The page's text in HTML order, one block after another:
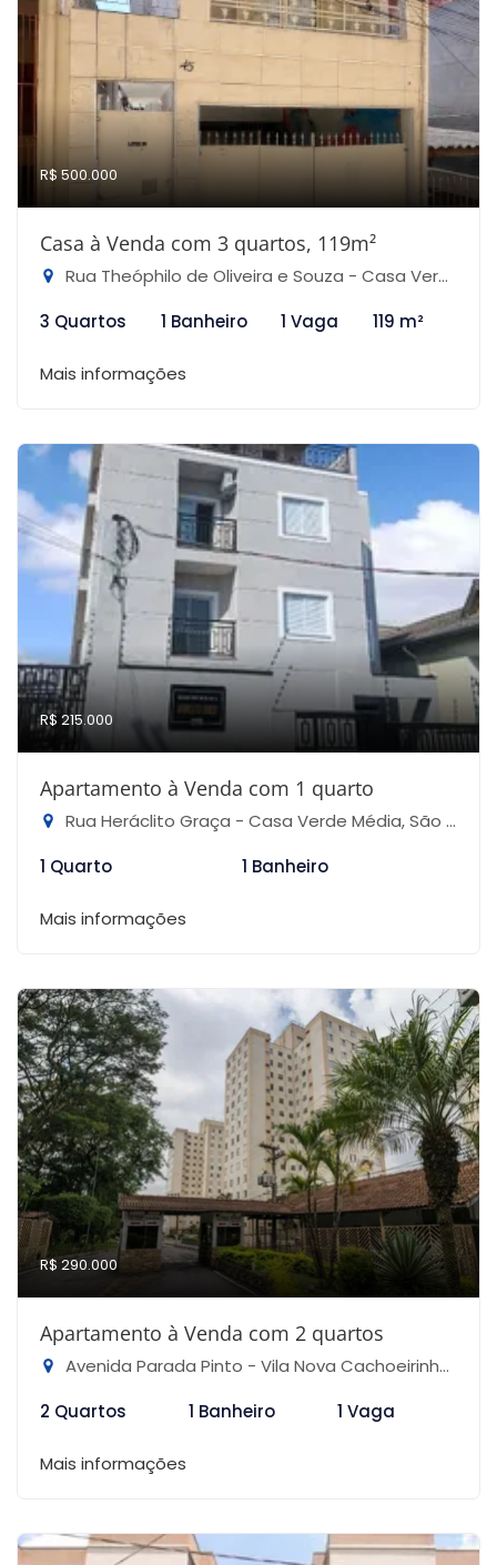
R$ 500.000
Casa à Venda com 3 quartos, 119m²
Rua Theóphilo de Oliveira e Souza - Casa Verde Alta, São Paulo-SP
3 Quartos
1 Banheiro 1 Vaga 119 m²
Mais informações
R$ 215.000
Apartamento à Venda com 1 quarto
Rua Heráclito Graça - Casa Verde Média, São Paulo-SP
1 Quarto
1 Banheiro
Mais informações
R$ 290.000
Apartamento à Venda com 2 quartos
Avenida Parada Pinto - Vila Nova Cachoeirinha, São Paulo-SP
2 Quartos
1 Banheiro 1 Vaga
Mais informações